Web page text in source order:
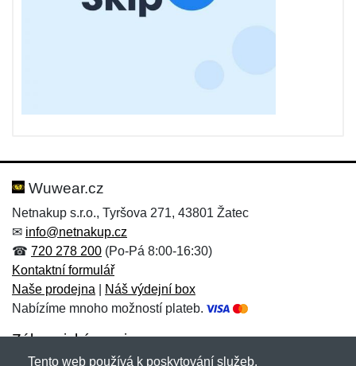
Wuwear.cz
Netnakup s.r.o., Tyršova 271, 43801 Žatec
✉ info@netnakup.cz
☎ 720 278 200 (Po-Pá 8:00-16:30)
Kontaktní formulář
Naše prodejna
Náš výdejní box
Nabízíme mnoho možností plateb.
Zákaznický servis
Tento web používá k poskytování služeb,